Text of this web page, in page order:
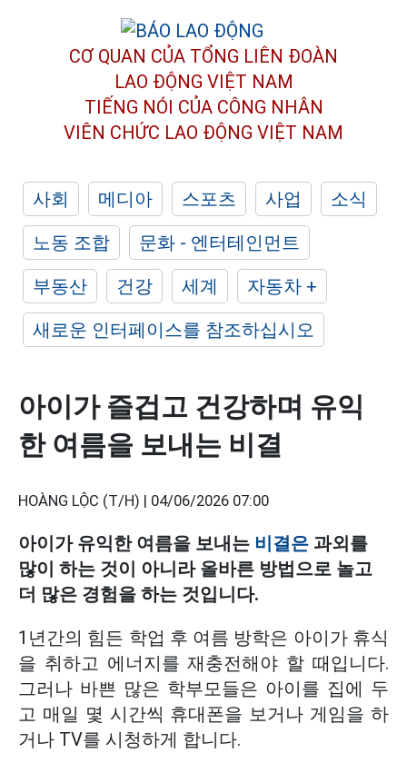
CƠ QUAN CỦA TỔNG LIÊN ĐOÀN
LAO ĐỘNG VIỆT NAM
TIẾNG NÓI CỦA CÔNG NHÂN
VIÊN CHỨC LAO ĐỘNG VIỆT NAM
사회 메디아 스포츠 사업
소식
노동 조합
문화 - 엔터테인먼트
부동산
건강 세계
자동차 +
새로운 인터페이스를 참조하십시오
아이가 즐겁고 건강하며 유익
한 여름을 보내는 비결
HOÀNG LỘC (T/H) | 04/06/2026 07:00
아이가 유익한 여름을 보내는 비결은 과외를
많이 하는 것이 아니라 올바른 방법으로 놀고
더 많은 경험을 하는 것입니다.
1년간의 힘든 학업 후 여름 방학은 아이가 휴식
을 취하고 에너지를 재충전해야 할 때입니다.
그러나 바쁜 많은 학부모들은 아이를 집에 두
고 매일 몇 시간씩 휴대폰을 보거나 게임을 하
거나 TV를 시청하게 합니다.